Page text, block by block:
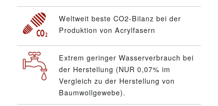
Weltweit beste CO2-Bilanz bei der
Produktion von Acrylfasern
Extrem geringer Wasserverbrauch bei
der Herstellung (NUR 0,07% im
Vergleich zu der Herstellung von
Baumwollgewebe).